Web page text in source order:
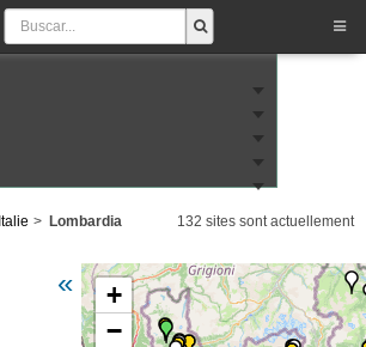
Italie Lombardia
132 sites sont actuellement
« Veuillez patienter pendant le chargement
+
−